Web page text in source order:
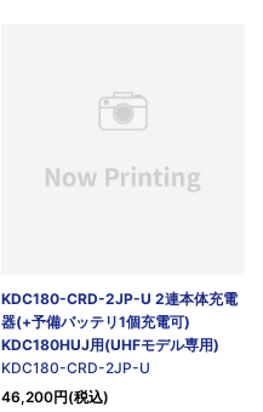
KDC180-CRD-2JP-U 2連本体充電
器(+予備バッテリ1個充電可)
KDC180HUJ用(UHFモデル専用)
KDC180-CRD-2JP-U
46,200円(税込)